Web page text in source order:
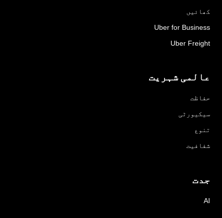
کھائیں
Uber for Business
Uber Freight
عالمی شہریت
حفاظت
سیکیورٹی
تنوع
شفافیت
جدت
AI